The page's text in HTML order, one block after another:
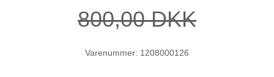
800,00 DKK
Varenummer: 1208000126